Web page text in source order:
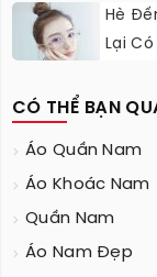
Hè
Lại
CÓ THỂ BẠN
Áo Quần Nam
Áo Khoác Nam
Quần Nam
Áo Nam Đẹp